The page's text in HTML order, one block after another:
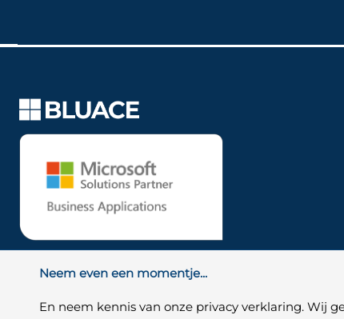
Neem even een momentje...
En neem kennis van onze privacy verklaring. Wij